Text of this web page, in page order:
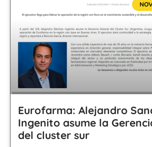
Eurofarma: Alejandro
Ingenito asume la
del cluster sur